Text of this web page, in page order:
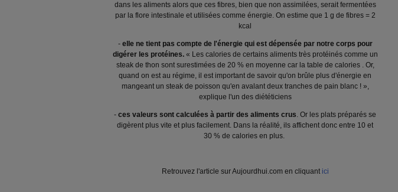
dans les aliments alors que ces fibres, bien que non assimilées, serait fermentées
par la flore intestinale et utilisées comme énergie. On estime que 1 g de fibres = 2
kcal
- elle ne tient pas compte de l'énergie qui est dépensée par notre corps pour
digérer les protéines. « Les calories de certains aliments très protéinés comme un
steak de thon sont surestimées de 20 % en moyenne car la table de calories . Or,
quand on est au régime, il est important de savoir qu'on brûle plus d'énergie en
mangeant un steak de poisson qu'en avalant deux tranches de pain blanc ! »,
explique l'un des diététiciens
- ces valeurs sont calculées à partir des aliments crus. Or les plats préparés se
digèrent plus vite et plus facilement. Dans la réalité, ils affichent donc entre 10 et
30 % de calories en plus.
Retrouvez l'article sur Aujourdhui.com en cliquant ici